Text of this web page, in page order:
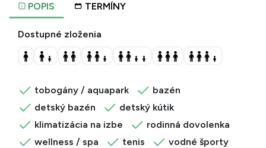
POPIS TERMÍNY
Dostupné zloženia
tobogány / aquapark
bazén
detský bazén
detský kútik
klimatizácia na izbe
rodinná dovolenka
wellness / spa
tenis
vodné športy